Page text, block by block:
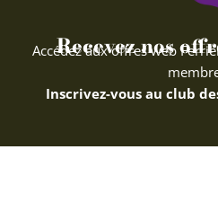
Recevez nos
Accédez aux offres web
Inscrivez-vous au club